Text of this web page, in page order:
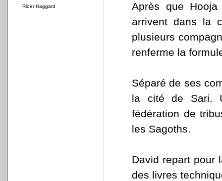
Rider Haggard
Après que
arrivent dans la
plusieurs
renferme la
Séparé de ses
la cité de Sari.
fédération de
les Sagoths.
David repart pour
des livres